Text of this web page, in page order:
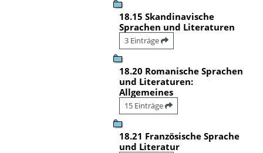
18.15 Skandinavische
Sprachen und Literaturen
3 Einträge
18.20 Romanische Sprachen
und Literaturen:
Allgemeines
15 Einträge
18.21 Französische Sprache
und Literatur